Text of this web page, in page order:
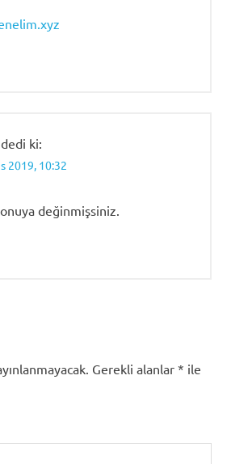
dedi ki:
2019, 10:32
değinmişsiniz.
Gerekli alanlar * ile